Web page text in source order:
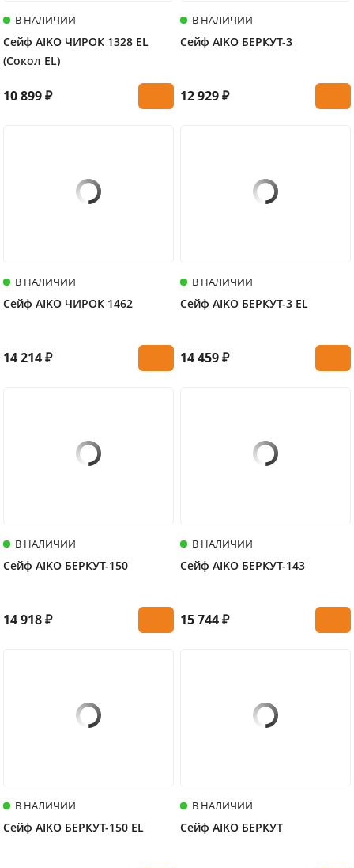
В НАЛИЧИИ
Сейф AIKO ЧИРОК 1328 EL
(Сокол EL)
10 899 ₽
В НАЛИЧИИ
Сейф AIKO БЕРКУТ-3
12 929 ₽
В НАЛИЧИИ
Сейф AIKO ЧИРОК 1462
14 214 ₽
В НАЛИЧИИ
Сейф AIKO БЕРКУТ-3 EL
14 459 ₽
В НАЛИЧИИ
Сейф AIKO БЕРКУТ-150
14 918 ₽
В НАЛИЧИИ
Сейф AIKO БЕРКУТ-143
15 744 ₽
В НАЛИЧИИ
Сейф AIKO БЕРКУТ-150 EL
В НАЛИЧИИ
Сейф AIKO БЕРКУТ